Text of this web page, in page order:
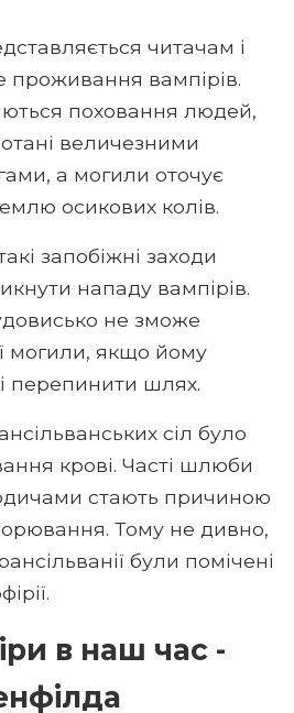
читачам і
проживання вампірів.
поховання людей,
величезними
а могили оточує
осикових колів.
запобіжні заходи
нападу вампірів.
не зможе
могили, якщо йому
перепинити шлях.
сіл було
крові. Часті шлюби
стають причиною
Тому не дивно,
були помічені
в наш час -